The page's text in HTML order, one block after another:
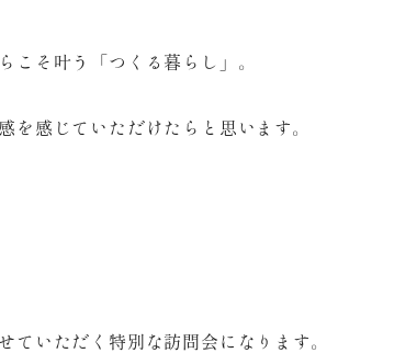
こそ叶う「つくる暮らし」。
を感じていただけたらと思います。
ていただく特別な訪問会になります。